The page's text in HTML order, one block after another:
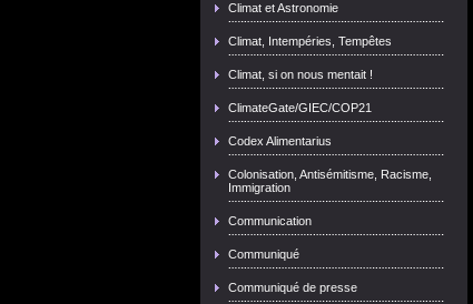
Climat et Astronomie
Climat, Intempéries, Tempêtes
Climat, si on nous mentait !
ClimateGate/GIEC/COP21
Codex Alimentarius
Colonisation, Antisémitisme, Racisme,
Immigration
Communication
Communiqué
Communiqué de presse